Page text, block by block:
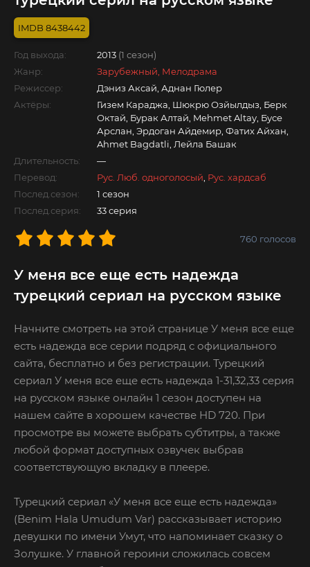
8438442
Год выхода: 2013 (1 сезон)
Жанр:
Зарубежный, Мелодрама
Режиссер:
Дэниз Аксай, Аднан Гюлер
Актёры:
Гизем Караджа, Шюкрю Озйылдыз, Берк
Октай, Бурак Алтай, Mehmet Altay, Бусе
Арслан, Эрдоган Айдемир, Фатих Айхан,
Ahmet Bagdatli, Лейла Башак
Длительность:
—
Перевод:
Рус. Люб. одноголосый Рус. хардсаб
Послед.сезон:
1 сезон
Послед.серия:
33 серия
760 голосов
У меня все еще есть надежда
турецкий сериал на русском языке
Начните смотреть на этой странице У меня все еще
есть надежда все серии подряд с официального
сайта, бесплатно и без регистрации. Турецкий
сериал У меня все еще есть надежда 1-31,32,33 серия
на русском языке онлайн 1 сезон доступен на
нашем сайте в хорошем качестве HD 720. При
просмотре вы можете выбрать субтитры, а также
любой формат доступных озвучек выбрав
соответствующую вкладку в плеере.
Турецкий сериал «У меня все еще есть надежда»
(Benim Hala Umudum Var) рассказывает историю
девушки по имени Умут, что напоминает сказку о
Золушке. У главной героини сложилась совсем